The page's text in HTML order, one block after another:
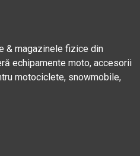
& magazinele fizice din
echipamente moto, accesorii
motociclete, snowmobile,